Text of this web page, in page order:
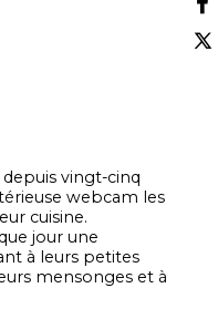
vingt-cinq
webcam les
cuisine.
jour une
à leurs petites
mensonges et à